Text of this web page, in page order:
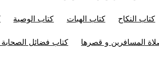
كتاب النكاح كتاب الهبات كتاب الوصية
المسافرين و قصرها كتاب فضائل